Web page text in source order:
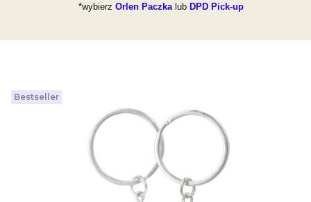
*wybierz Orlen Paczkalub DPD Pick-up
Bestseller